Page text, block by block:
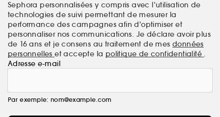
Sephora personnalisées y compris avec l’utilisation de
technologies de suivi permettant de mesurer la
performance des campagnes afin d'optimiser et
personnaliser nos communications. Je déclare avoir plus
de 16 ans et je consens au traitement de mes données
personnelleset accepte la politique de confidentialité .
Adresse e-mail
Par exemple: nom@example.com